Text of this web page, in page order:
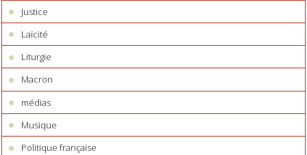
Justice
Laïcité
Liturgie
Macron
médias
Musique
Politique française